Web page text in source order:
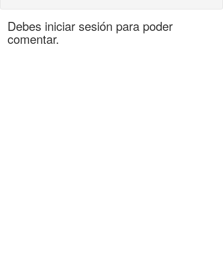
Debes iniciar sesión para poder
comentar.